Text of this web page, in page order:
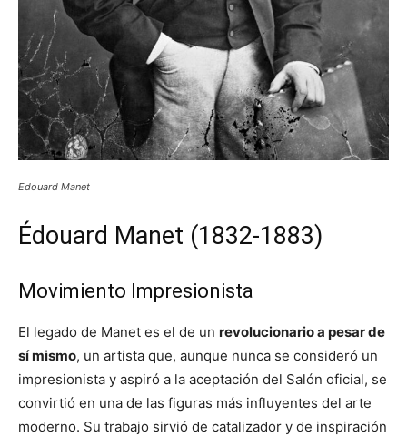
Edouard Manet
Édouard Manet (1832-1883)
Movimiento Impresionista
El legado de Manet es el de un revolucionario a pesar de
sí mismo, un artista que, aunque nunca se consideró un
impresionista y aspiró a la aceptación del Salón oficial, se
convirtió en una de las figuras más influyentes del arte
moderno. Su trabajo sirvió de catalizador y de inspiración